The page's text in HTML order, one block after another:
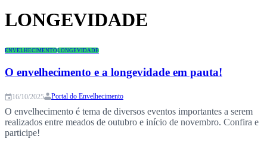
LONGEVIDADE
ENVELHECIMENTOLONGEVIDADE
O envelhecimento e a longevidade em pauta!
16/10/2025 Portal do Envelhecimento
O envelhecimento é tema de diversos eventos importantes a serem
realizados entre meados de outubro e início de novembro. Confira e
participe!